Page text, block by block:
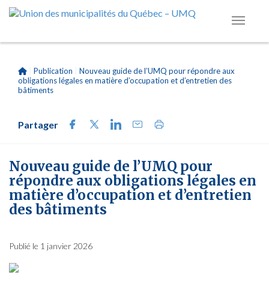
Publication
Nouveau guide de l’UMQ pour répondre aux
obligations légales en matière d’occupation et d’entretien des
bâtiments
Partager
Nouveau guide de l’UMQ pour
répondre aux obligations légales en
matière d’occupation et d’entretien
des bâtiments
Publié le 1 janvier 2026